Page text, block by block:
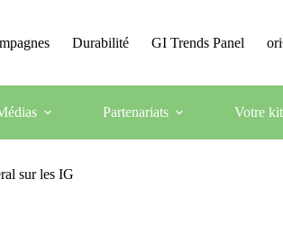
Durabilité GI Trends Panel
Partenariats Votre
sur les IG